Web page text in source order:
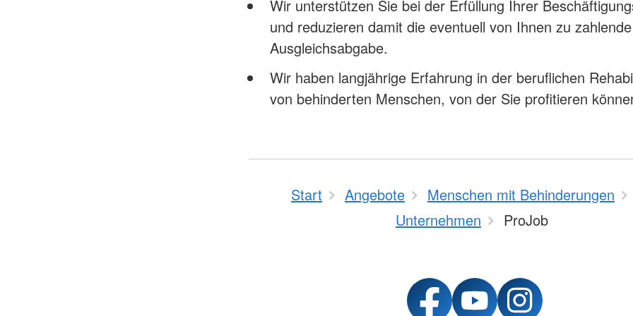
Wir unterstützen Sie bei der Erfüllung Ihrer
und reduzieren damit die eventuell von Ihnen zu zahlende
Ausgleichsabgabe.
Wir haben langjährige Erfahrung in der beruflichen
von behinderten Menschen, von der Sie profitieren
Start Angebote Menschen mit Behinderungen
Unternehmen
ProJob